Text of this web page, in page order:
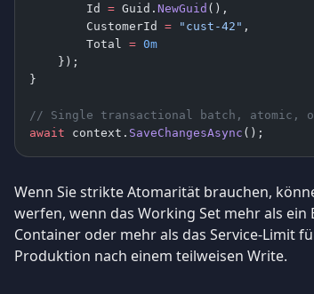
        Id
= Guid. NewGuid (),
        CustomerId
= "cust-42" ,
        Total
= 0m
    });
}
// Single transactional batch, atomic,
await context. SaveChangesAsync ();
Wenn Sie strikte Atomarität brauchen,
werfen, wenn das Working Set mehr als
Container oder mehr als das Service-Limit
Produktion nach einem teilweisen Write.